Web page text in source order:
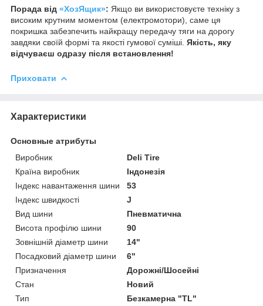
Порада від «ХозЯщик»: Якщо ви використовуєте техніку з
високим крутним моментом (електромотори), саме ця
покришка забезпечить найкращу передачу тяги на дорогу
завдяки своїй формі та якості гумової суміші. Якість, яку
відчуваєш одразу після встановлення!
Приховати
Характеристики
Основные атрибуты
Виробник
Deli Tire
Країна виробник
Індонезія
Індекс навантаження шини
53
Індекс швидкості
J
Вид шини
Пневматична
Висота профілю шини
90
Зовнішній діаметр шини
14"
Посадковий діаметр шини
6"
Призначення
Дорожні/Шосейні
Стан
Новий
Тип
Безкамерна "TL"